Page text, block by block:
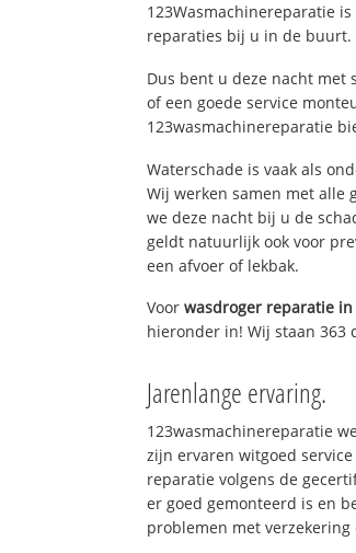
123Wasmachinereparatie
reparaties bij u in de buurt.
Dus bent u deze nacht met
of een goede service
123wasmachinereparatie
Waterschade is vaak als
Wij werken samen met alle
we deze nacht bij u de
geldt natuurlijk ook voor
een afvoer of lekbak.
Voorwasdroger reparatie in
hieronder in! Wij staan 363
Jarenlange ervaring.
123wasmachinereparatie
zijn ervaren witgoed
reparatie volgens de
er goed gemonteerd is en
problemen met